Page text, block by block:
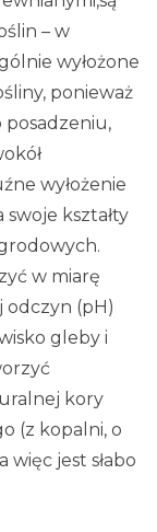
– w
wyłożone
ponieważ
posadzeniu,
wyłożenie
kształty
w miarę
odczyn (pH)
gleby i
kory
(z kopalni, o
więc jest słabo